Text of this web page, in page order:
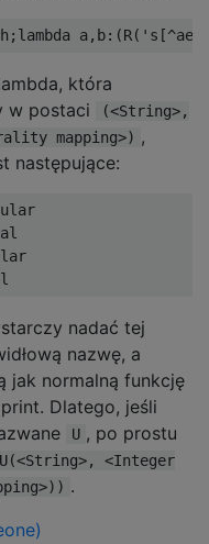
która
w postaci
(<String>,
mapping>) ,
następujące:
nadać tej
nazwę, a
jak normalną funkcję
Dlatego, jeśli
U , po prostu
<Integer
.